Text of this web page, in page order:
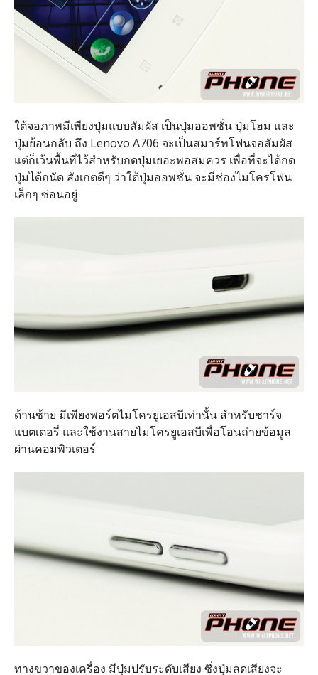
ใต้จอภาพมีเพียงปุ่มแบบสัมผัส เป็นปุ่มออพชั่น ปุ่มโฮม และ
ปุ่มย้อนกลับ ถึง Lenovo A706 จะเป็นสมาร์ทโฟนจอสัมผัส
แต่ก็เว้นพื้นที่ไว้สำหรับกดปุ่มเยอะพอสมควร เพื่อที่จะได้กด
ปุ่มได้ถนัด สังเกตดีๆ ว่าใต้ปุ่มออพชั่น จะมีช่องไมโครโฟน
เล็กๆ ซ่อนอยู่
ด้านซ้าย มีเพียงพอร์ตไมโครยูเอสบีเท่านั้น สำหรับชาร์จ
แบตเตอรี่ และใช้งานสายไมโครยูเอสบีเพื่อโอนถ่ายข้อมูล
ผ่านคอมพิวเตอร์
ทางขวาของเครื่อง มีปุ่มปรับระดับเสียง ซึ่งปุ่มลดเสียงจะ